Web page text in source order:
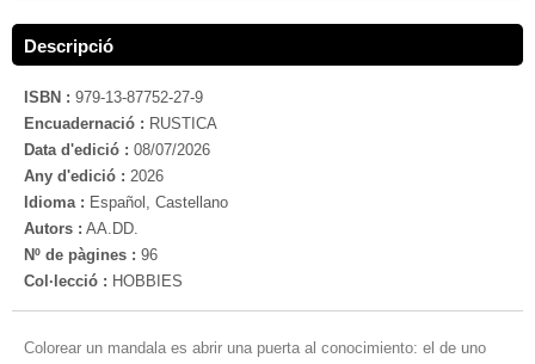
Descripció
ISBN : 979-13-87752-27-9
Encuadernació : RUSTICA
Data d'edició : 08/07/2026
Any d'edició : 2026
Idioma : Español, Castellano
Autors : AA.DD.
Nº de pàgines : 96
Col·lecció : HOBBIES
Colorear un mandala es abrir una puerta al conocimiento: el de uno